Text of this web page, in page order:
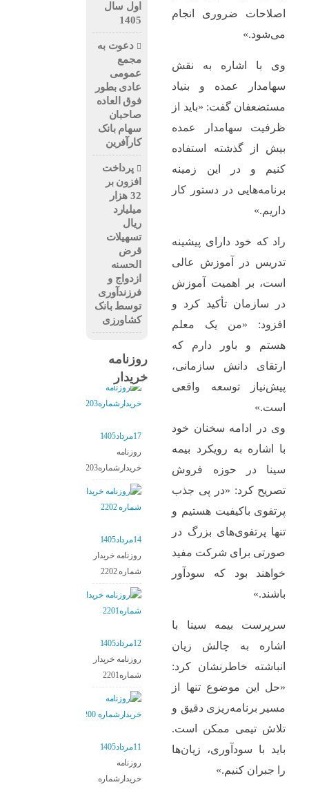
اصلاحات ضروری انجام
می‌شود.»
وی با اشاره به نقش
سهامدار عمده و بنیاد
مستضعفان گفت: «باید از
ظرفیت سهامدار عمده
بیش از گذشته استفاده
کنیم و در این زمینه
برنامه‌هایی در دستور کار
داریم.»
راد که خود دارای پیشینه
تدریس در آموزش عالی
است، بر اهمیت آموزش
در سازمان تأکید کرد و
افزود: «من یک معلم
هستم و باور دارم که
ارتقای دانش سازمانی،
پیش‌نیاز توسعه واقعی
است.»
وی در ادامه سخنان خود
با اشاره به رویکرد بیمه
سینا در حوزه فروش
تصریح کرد: «در پی جذب
پرتفوی باکیفیت هستیم و
تنها پرتفوی‌های بزرگ در
صورتی برای شرکت مفید
خواهند بود که سودآور
باشند.»
سرپرست بیمه سینا با
اشاره به چالش زیان
انباشته خاطرنشان کرد:
«حل این موضوع تنها از
مسیر برنامه‌ریزی دقیق و
تلاش تیمی ممکن است.
باید با سودآوری، زیان‌ها
را جبران کنیم.»
اول سال
1405
دعوت به
مجمع
عمومی
عادی بطور
فوق العاده
صاحبان
سهام بانک
کارآفرین
پرداخت
افزون بر
32 هزار
میلیارد
ریال
تسهیلات
قرض
الحسنه
ازدواج و
فرزندآوری
توسط بانک
کشاورزی
روزنامه
خریدار
17مرداد1405
روزنامه
خریدارشماره2203
14مرداد1405
روزنامه خریدار
شماره 2202
12مرداد1405
روزنامه خریدار
شماره2201
11مرداد1405
روزنامه
خریدارشماره